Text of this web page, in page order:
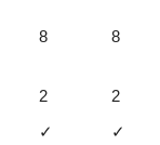
8 8
2 2
✓ ✓